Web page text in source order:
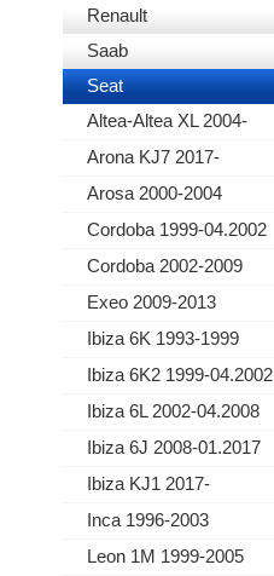
Renault
Saab
Seat
Altea-Altea XL 2004-
Arona KJ7 2017-
Arosa 2000-2004
Cordoba 1999-04.2002
Cordoba 2002-2009
Exeo 2009-2013
Ibiza 6K 1993-1999
Ibiza 6K2 1999-04.2002
Ibiza 6L 2002-04.2008
Ibiza 6J 2008-01.2017
Ibiza KJ1 2017-
Inca 1996-2003
Leon 1M 1999-2005